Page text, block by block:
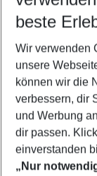
2
beste
Wir verwenden
unsere
können wir die
verbessern, dir
und Werbung
dir passen.
einverstanden
„Nur